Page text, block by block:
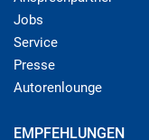
Jobs
Service
Presse
Autorenlounge
EMPFEHLUNGEN